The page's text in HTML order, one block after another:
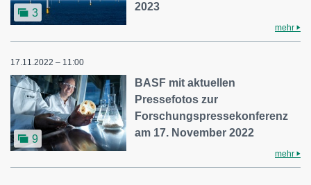
3
2023
mehr
17.11.2022 – 11:00
9
BASF mit aktuellen
Pressefotos zur
Forschungspressekonferenz
am 17. November 2022
mehr